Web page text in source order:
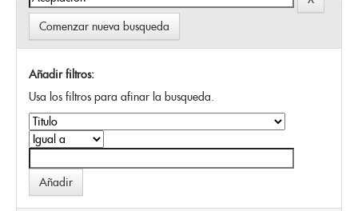
Comenzar nueva busqueda
Añadir filtros:
Usa los filtros para afinar la busqueda.